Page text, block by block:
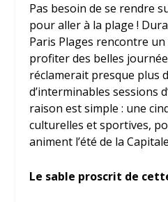
Pas besoin de se rendre
pour aller à la plage !
Paris Plages rencontre un
profiter des belles
réclamerait presque plus
d’interminables sessions
raison est simple : une
culturelles et sportives,
animent l’été de la
Le sable proscrit de